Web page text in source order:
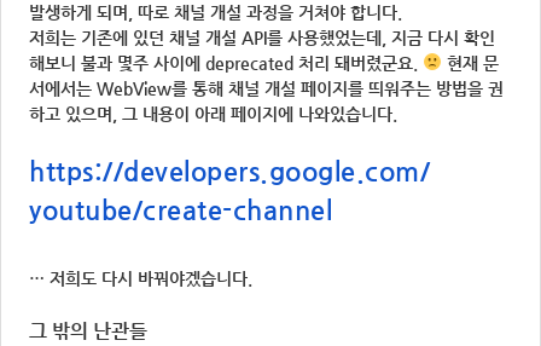
발생하게 되며, 따로 채널 개설 과정을 거쳐야 합니다.
저희는 기존에 있던 채널 개설 API를 사용했었는데, 지금 다시 확인
해보니 불과 몇주 사이에 deprecated 처리 돼버렸군요.
현재 문
서에서는 WebView를 통해 채널 개설 페이지를 띄워주는 방법을 권
하고 있으며, 그 내용이 아래 페이지에 나와있습니다.
https://developers.google.com/
youtube/create-channel
… 저희도 다시 바꿔야겠습니다.
그 밖의 난관들